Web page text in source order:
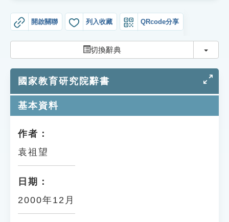
單字索引
生命大百科索引
遊戲專區
教學應用
開啟關聯 列入收藏 QRcode分享
切換辭典 切換
國家教育研究院辭書
基本資料
作者：
袁祖望
日期：
2000年12月